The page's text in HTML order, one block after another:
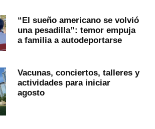
“El sueño americano se volvió
una pesadilla”: temor empuja
a familia a autodeportarse
Vacunas, conciertos, talleres y
actividades para iniciar
agosto